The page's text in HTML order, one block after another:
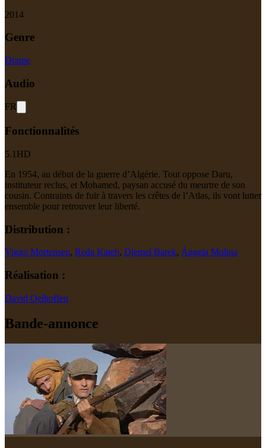
2014
Genre
Drame
Audio
FR
Fonctionnalités
5.1 HD
En 1954, au début de la guerre d’Algérie. Tout oppose Daru,
instituteur reclus, et Mohamed, paysan accusé du meurtre de son
cousin. Contraints de fuir à travers les crêtes de l’Atlas, ils vont lutter
ensemble pour retrouver leur liberté.
Distribution :
Viggo Mortensen, Reda Kateb, Djemel Barek, Ángela Molina
Réalisation :
David Oelhoffen
Bande-annonce